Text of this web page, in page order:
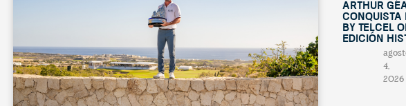
Arthur
conquista
by Telcel
edición
4,
2026